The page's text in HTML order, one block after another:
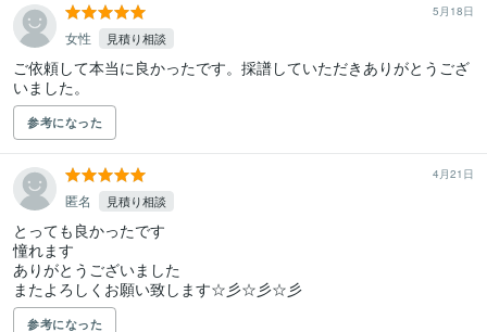
5月18日
女性 見積り相談
ご依頼して本当に良かったです。採譜していただきありがとうござ
いました。
参考になった
4月21日
匿名 見積り相談
とっても良かったです
憧れます
ありがとうございました
またよろしくお願い致します☆彡☆彡☆彡
参考になった